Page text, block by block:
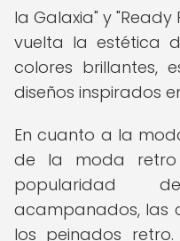
la Galaxia" y
vuelta la estética
colores brillantes,
diseños inspirados
En cuanto a la
de la moda
popularidad
acampanados, las
los peinados